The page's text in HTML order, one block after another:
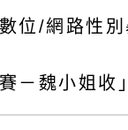
位/網路性
－魏小姐收